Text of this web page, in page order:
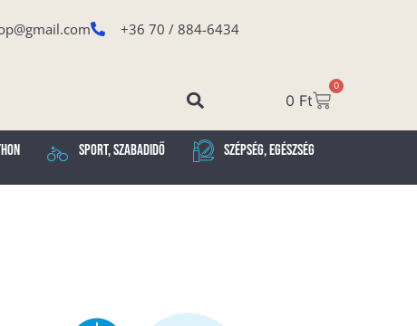
+36 70 / 884-6434
0 Ft
0
Sport, Szabadidő
Szépség, Egészség